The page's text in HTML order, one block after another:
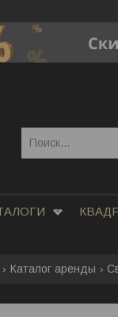
Каталог аренды